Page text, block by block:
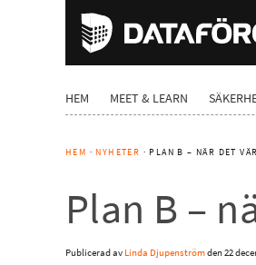
HEM MEET & LEARN
HEM ·NYHETER · PLAN B – NÄR DET
Plan B –
Publicerad av Linda Djupenströmden22